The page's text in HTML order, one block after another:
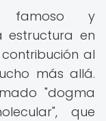
famoso y
estructura en
al
más allá.
"dogma
que